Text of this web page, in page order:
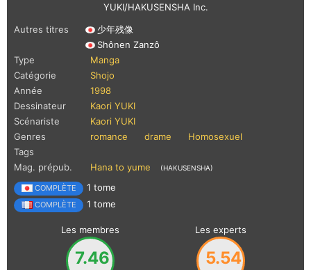
YUKI/HAKUSENSHA Inc.
Autres titres
少年残像
Shônen Zanzô
Type
Manga
Catégorie
Shojo
Année
1998
Dessinateur
Kaori YUKI
Scénariste
Kaori YUKI
Genres
romance drame
Homosexuel
Tags
Mag. prépub.
Hana to yume (HAKUSENSHA)
COMPLÈTE 1 tome
COMPLÈTE 1 tome
Les membres
7.46
Les experts
5.54